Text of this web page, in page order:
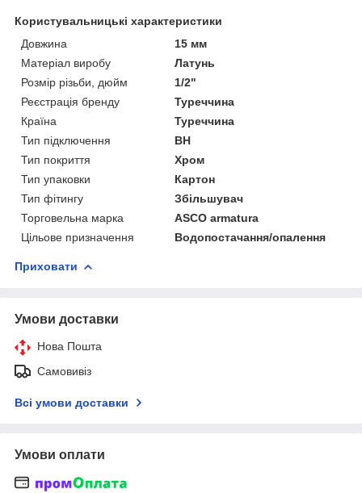
Користувальницькі характеристики
Довжина
15 мм
Матеріал виробу
Латунь
Розмір різьби, дюйм
1/2"
Реєстрація бренду
Туреччина
Країна
Туреччина
Тип підключення
ВН
Тип покриття
Хром
Тип упаковки
Картон
Тип фітингу
Збільшувач
Торговельна марка
ASCO armatura
Цільове призначення
Водопостачання/опалення
Приховати
Умови доставки
Нова Пошта
Самовивіз
Всі умови доставки
Умови оплати